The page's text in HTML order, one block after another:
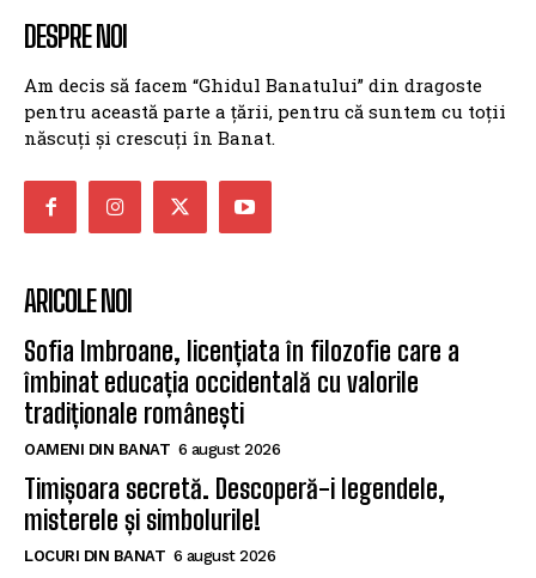
DESPRE NOI
Am decis să facem “Ghidul Banatului” din dragoste
pentru această parte a țării, pentru că suntem cu toții
născuți și crescuți în Banat.
ARICOLE NOI
Sofia Imbroane, licențiata în filozofie care a
îmbinat educația occidentală cu valorile
tradiționale românești
OAMENI DIN BANAT 6 august 2026
Timișoara secretă. Descoperă-i legendele,
misterele și simbolurile!
LOCURI DIN BANAT 6 august 2026